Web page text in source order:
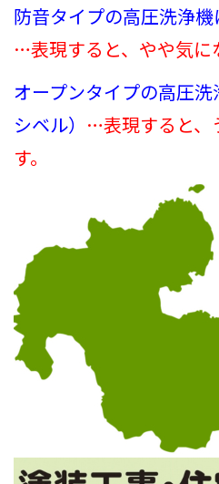
防音タイプの高圧洗浄機
…表現すると、やや気に
オープンタイプの高圧
シベル） …表現すると、
す。